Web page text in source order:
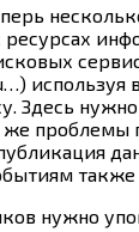
Здесь
проблемы
также
нужно